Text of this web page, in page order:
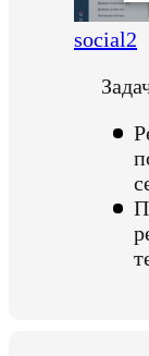
social2